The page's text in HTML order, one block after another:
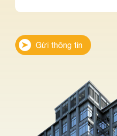
Gửi thông tin